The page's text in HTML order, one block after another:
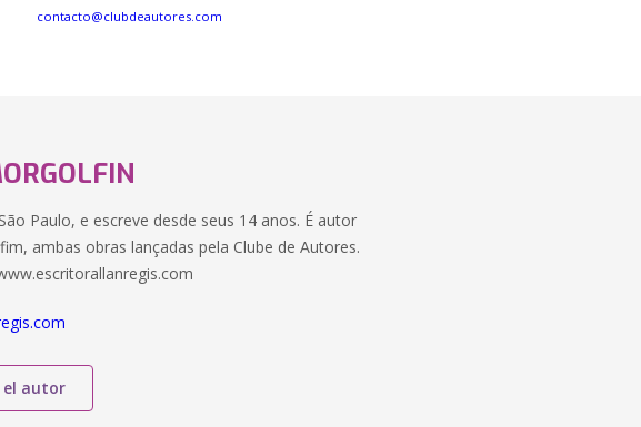
contacto@clubdeautores.com
Paulo, e escreve desde seus 14 anos. É autor
ambas obras lançadas pela Clube de Autores.
el autor